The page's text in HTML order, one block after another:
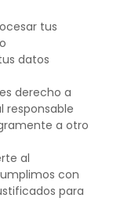
tus
datos
derecho a
responsable
a otro
al
con
para